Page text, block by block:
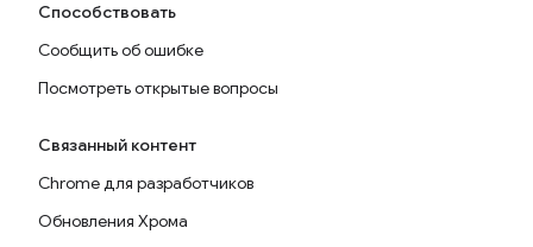
Способствовать
Сообщить об ошибке
Посмотреть открытые вопросы
Связанный контент
Chrome для разработчиков
Обновления Хрома